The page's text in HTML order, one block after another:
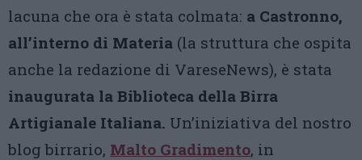
lacuna che ora è stata colmata: a Castronno,
all’interno di Materia (la struttura che ospita
anche la redazione di VareseNews), è stata
inaugurata la Biblioteca della Birra
Artigianale Italiana. Un’iniziativa del nostro
blog birrario, Malto Gradimento, in